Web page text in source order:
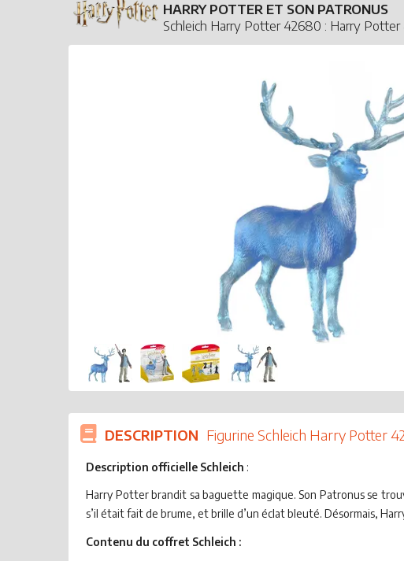
HARRY POTTER ET SON PATRONUS
Schleich Harry Potter 42680 : Harry
DESCRIPTION Figurine Schleich Harry Potter
Description officielle Schleich :
Harry Potter brandit sa baguette magique. Son Patronus se
s’il était fait de brume, et brille d’un éclat bleuté. Désormais,
Contenu du coffret Schleich :